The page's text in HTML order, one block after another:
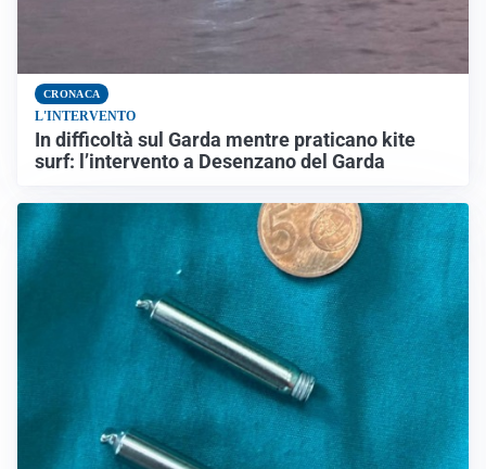
CRONACA
L'INTERVENTO
In difficoltà sul Garda mentre praticano kite
surf: l’intervento a Desenzano del Garda